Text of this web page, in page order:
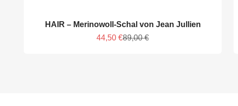
HAIR – Merinowoll-Schal von Jean Jullien
Angebot
44,50 €Regulärer Preis
89,00 €